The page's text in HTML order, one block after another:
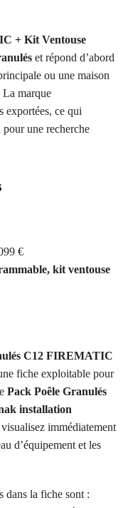
+ Kit Ventouse
et répond d’abord
ou une maison
La marque
exportées, ce qui
une recherche
€
kit ventouse
C12 FIREMATIC
fiche exploitable pour
Pack Poêle Granulés
installation
immédiatement
d’équipement et les
dans la fiche sont :